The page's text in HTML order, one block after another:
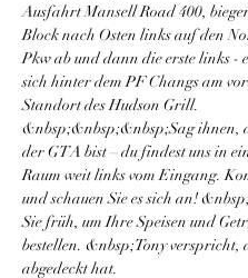
Ausfahrt Mansell Road 400,
Block nach Osten links auf den
Pkw ab und dann die erste links -
sich hinter dem PF Changs am
Standort des Hudson Grill.
&nbsp;&nbsp;&nbsp;Sag ihnen,
der GTA bist – du findest uns in
Raum weit links vom Eingang.
und schauen Sie es sich an!
Sie früh, um Ihre Speisen und
bestellen. &nbsp;Tony verspricht,
abgedeckt hat.